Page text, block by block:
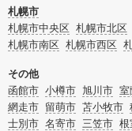
で、チェックしてみてくださ
札幌市
札幌市中央区 札幌市北区
札幌市南区 札幌市西区
その他
函館市 小樽市 旭川市 室
網走市 留萌市 苫小牧市
士別市 名寄市 三笠市 根